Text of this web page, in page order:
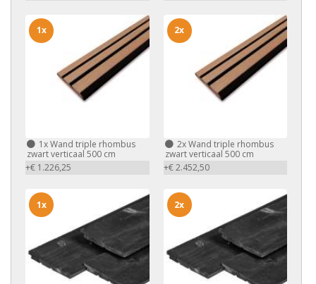
1xWand triple rhombus
zwart verticaal 500 cm
+€ 1.226,25
1x
2xWand triple rhombus
zwart verticaal 500 cm
+€ 2.452,50
2x
1x 2x